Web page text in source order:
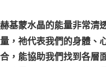
免運費
赫基蒙水晶的能量非常清
量，祂代表我們的身體、
合，能協助我們找到各層